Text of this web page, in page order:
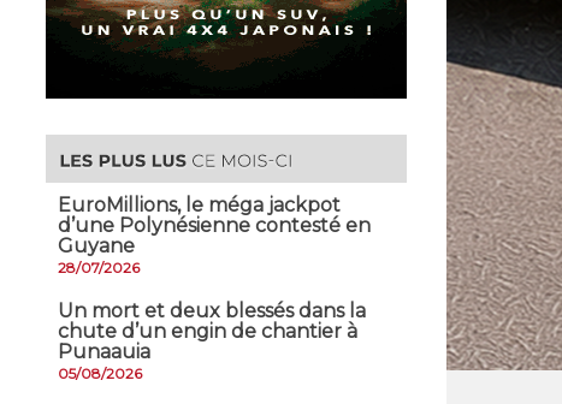
EuroMillions, ​le méga jackpot
d’une Polynésienne contesté en
Guyane
28/07/2026
​Un mort et deux blessés dans la
chute d’un engin de chantier à
Punaauia
05/08/2026